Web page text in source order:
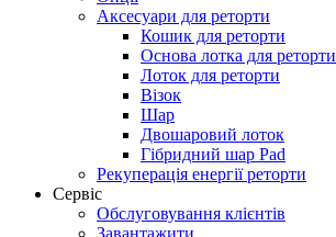
Аксесуари для реторти
Кошик для реторти
Основа лотка для реторти
Лоток для реторти
Візок
Шар
Двошаровий лоток
Гібридний шар Pad
Рекуперація енергії реторти
Сервіс
Обслуговування клієнтів
Завантажити